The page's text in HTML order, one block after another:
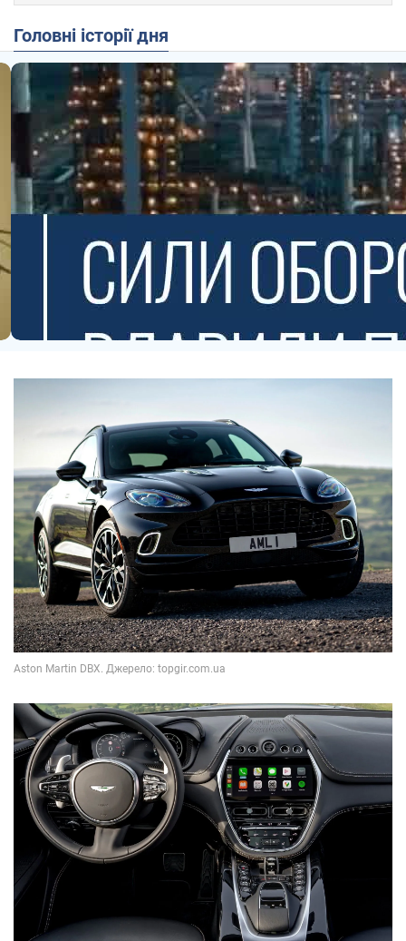
Головні історії дня